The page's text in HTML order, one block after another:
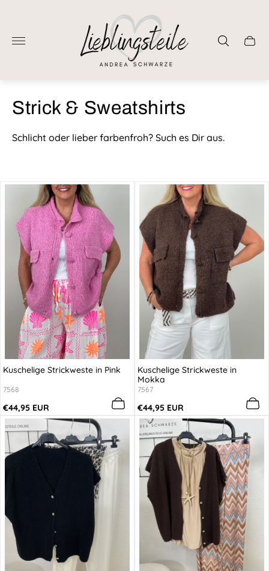
Laden-
Logo"
Strick & Sweatshirts
Schlicht oder lieber farbenfroh? Such es Dir aus.
Kuschelige Strickweste in Pink
7568
Regulärer
Preis
€44,95 EUR
Kuschelige Strickweste in
Mokka
7567
Regulärer
Preis
€44,95 EUR